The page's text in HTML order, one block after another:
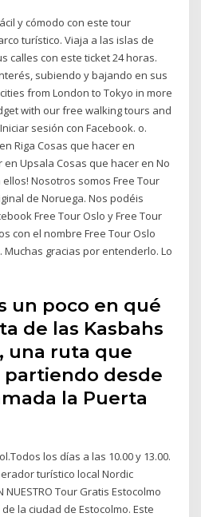
y cómodo con este tour
turístico. Viaja a las islas de
calles con este ticket 24 horas.
subiendo y bajando en sus
from London to Tokyo in more
with our free walking tours and
sesión con Facebook. o.
Riga Cosas que hacer en
Upsala Cosas que hacer en No
Nosotros somos Free Tour
de Noruega. Nos podéis
Free Tour Oslo y Free Tour
con el nombre Free Tour Oslo
Muchas gracias por entenderlo. Lo
un poco en qué
de las Kasbahs
una ruta que
desde
la Puerta
los días a las 10.00 y 13.00.
turístico local Nordic
NUESTRO Tour Gratis Estocolmo
la ciudad de Estocolmo. Este